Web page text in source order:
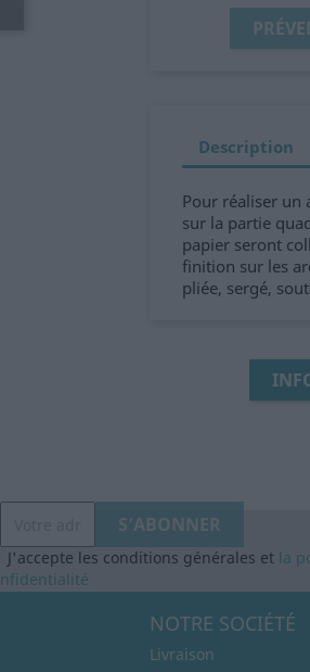
Description
Pour réaliser un
sur la partie
papier seront
finition sur les
pliée, sergé,
J'accepte les conditions générales et la
NOTRE SOCIÉTÉ
Livraison